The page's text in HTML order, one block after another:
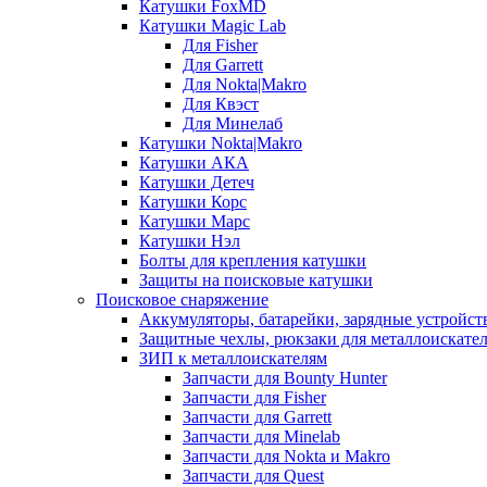
Катушки FoxMD
Катушки Magic Lab
Для Fisher
Для Garrett
Для Nokta|Makro
Для Квэст
Для Минелаб
Катушки Nokta|Makro
Катушки АКА
Катушки Детеч
Катушки Корс
Катушки Марс
Катушки Нэл
Болты для крепления катушки
Защиты на поисковые катушки
Поисковое снаряжение
Аккумуляторы, батарейки, зарядные
Защитные чехлы, рюкзаки для
ЗИП к металлоискателям
Запчасти для Bounty Hunter
Запчасти для Fisher
Запчасти для Garrett
Запчасти для Minelab
Запчасти для Nokta и Makro
Запчасти для Quest